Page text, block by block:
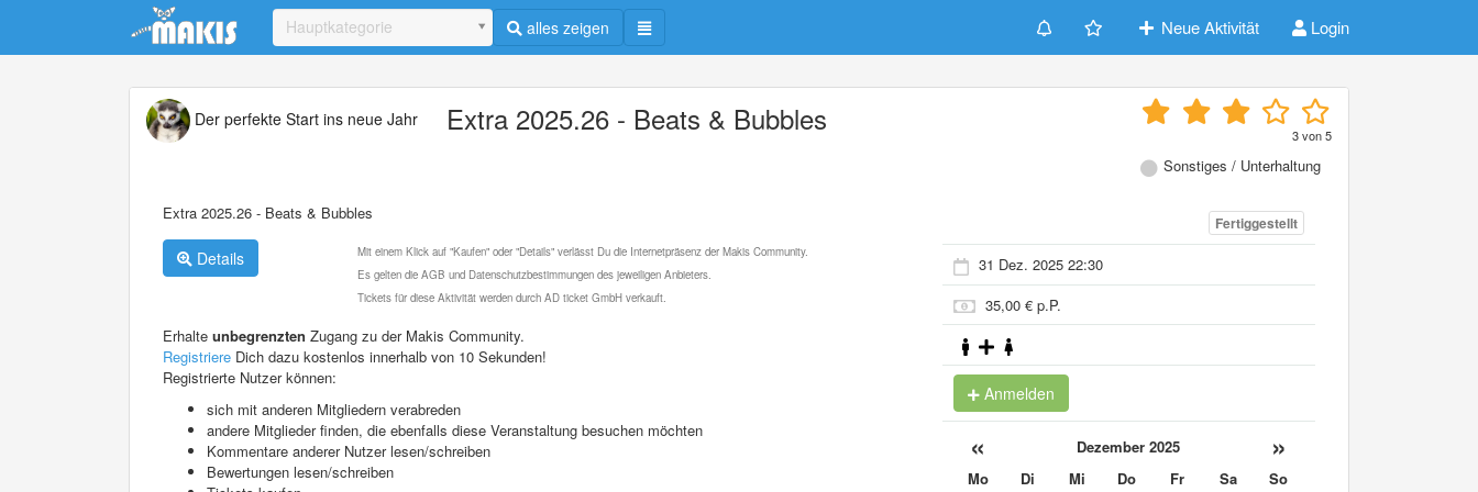
Update cookies preferences
Hauptkategorie alles zeigen Neue Aktivität Login
Der perfekte Start ins neue Jahr Extra 2025.26 - Beats & Bubbles 3von5
Sonstiges / Unterhaltung
Extra 2025.26 - Beats & Bubbles
Details
Mit einem Klick auf "Kaufen" oder "Details" verlässt Du die Internetpräsenz der Makis Community.
Es gelten die AGB und Datenschutzbestimmungen des jeweiligen Anbieters.
Tickets für diese Aktivität werden durch AD ticket GmbH verkauft.
Erhalte unbegrenzten Zugang zu der Makis Community.
Registriere Dich dazu kostenlos innerhalb von 10 Sekunden!
Registrierte Nutzer können:
sich mit anderen Mitgliedern verabreden
andere Mitglieder finden, die ebenfalls diese Veranstaltung besuchen möchten
Kommentare anderer Nutzer lesen/schreiben
Bewertungen lesen/schreiben
Fertiggestellt
31 Dez. 2025 22:30
35,00 € p.P.
Anmelden
« Dezember 2025 »
Mo Di Mi Do Fr Sa
So